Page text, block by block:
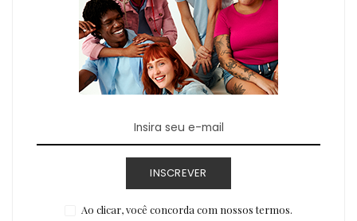
INSCREVER
Ao clicar, você concorda com nossos termos.